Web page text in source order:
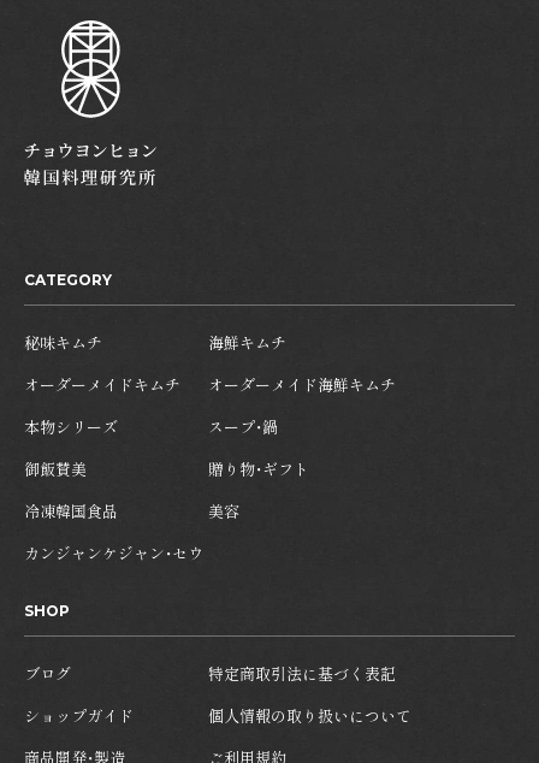
CATEGORY
秘味キムチ
オーダーメイドキムチ
本物シリーズ
御飯賛美
冷凍韓国食品
カンジャンケジャン・セウ
海鮮キムチ
オーダーメイド海鮮キムチ
スープ・鍋
贈り物・ギフト
美容
SHOP
ブログ
ショップガイド
商品開発・製造
特定商取引法に基づく表記
個人情報の取り扱いについて
ご利用規約